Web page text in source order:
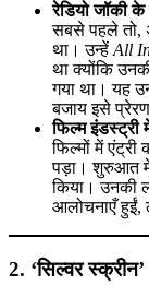
रेडियो जॉकी
सबसे पहले तो,
था। उन्हेंAll
था क्योंकि
गया था। यह
बजाय इसे
फिल्म इंडस्ट्री
फिल्मों में एंट्री
पड़ा। शुरुआत में
किया। उनकी
आलोचनाएँ हुईं,
2. ‘सिल्वर